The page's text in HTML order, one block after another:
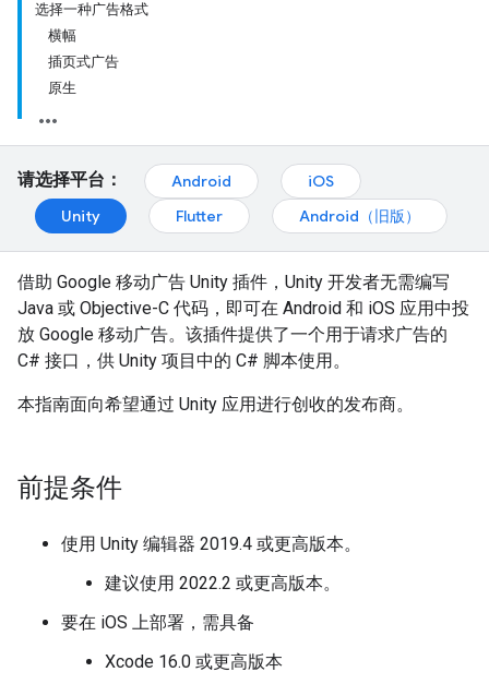
选择一种广告格式
横幅
插页式广告
原生
请选择平台： Android
iOS
Unity
Flutter Android（旧版）
借助 Google 移动广告 Unity 插件，Unity 开发者无需编写
Java 或 Objective-C 代码，即可在 Android 和 iOS 应用中投
放 Google 移动广告。该插件提供了一个用于请求广告的
C# 接口，供 Unity 项目中的 C# 脚本使用。
本指南面向希望通过 Unity 应用进行创收的发布商。
前提条件
使用 Unity 编辑器 2019.4 或更高版本。
建议使用 2022.2 或更高版本。
要在 iOS 上部署，需具备
Xcode 16.0 或更高版本